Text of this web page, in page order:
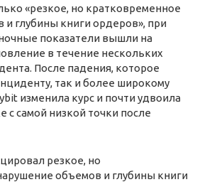
«резкое, но кратковременное
глубины книги ордеров», при
показатели вышли на
в течение нескольких
После падения, которое
так и более широкому
изменила курс и почти удвоила
самой низкой точки после
резкое, но
объемов и глубины книги